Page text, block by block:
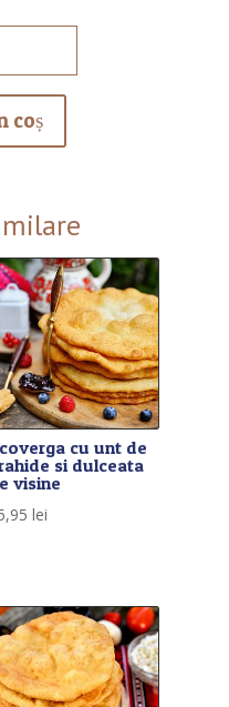
coș
cu unt de
si dulceata
visine
lei